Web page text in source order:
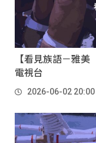
【看見族語－雅
電視台
2026-06-02 20:00